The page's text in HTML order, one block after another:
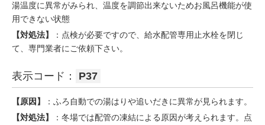
湯温度に異常がみられ、温度を調節出来ないためお風呂機能が使
用できない状態
【対処法】
：点検が必要ですので、給水配管専用止水栓を閉じ
て、専門業者にご依頼下さい。
表示コード： P37
【原因】
：ふろ自動での湯はりや追いだきに異常が見られます。
【対処法】
：冬場では配管の凍結による原因が考えられます。点